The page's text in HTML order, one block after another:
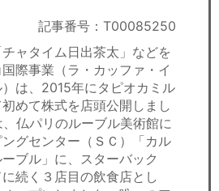
記事番号：T00085250
ャタイム日出茶太」などを
際事業（ラ・カッファ・イ
は、2015年にタピオカミル
めて株式を店頭公開しまし
仏パリのルーブル美術館に
グセンター（ＳＣ）「カル
ブル」に、スターバック
続く３店目の飲食店とし